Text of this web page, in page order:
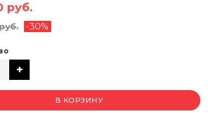
руб.
-30%
В КОРЗИНУ